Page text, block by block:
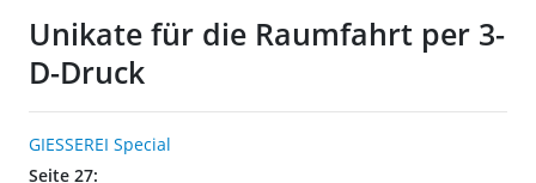
Unikate für die Raumfahrt per 3-
D-Druck
GIESSEREI Special
Seite 27: